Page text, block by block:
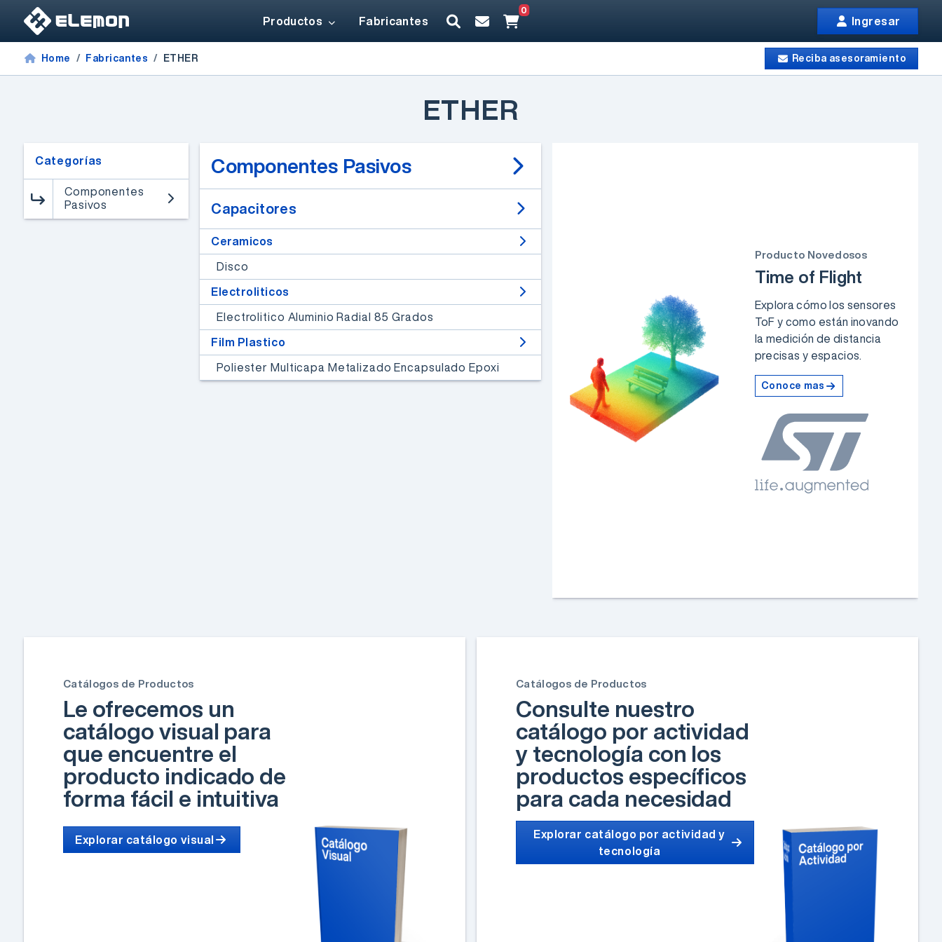
Productos Fabricantes
0
Ingresar
Home Fabricantes ETHER Reciba asesoramiento
ETHER
Categorías
Componentes
Pasivos
Componentes Pasivos
Capacitores
Ceramicos
Disco
Electroliticos
Electrolitico Aluminio Radial 85 Grados
Film Plastico
Poliester Multicapa Metalizado Encapsulado Epoxi
EESA IOT V2 -
MAIN & SHIELD
Contienen redes IoT
agregando GPS, 2G/3G/4G,
Producto Novedosos
Time of Flight
Explora cómo los sensores
ToF y como están inovando
la medición de distancia
precisas y espacios.
Conoce mas
Catálogos de Productos
Le ofrecemos un
catálogo visual para
que encuentre el
producto indicado de
forma fácil e intuitiva
Explorar catálogo visual
Catálogos de Productos
Consulte nuestro
catálogo por actividad
y tecnología con los
productos específicos
para cada necesidad
Explorar catálogo por actividad y
tecnología